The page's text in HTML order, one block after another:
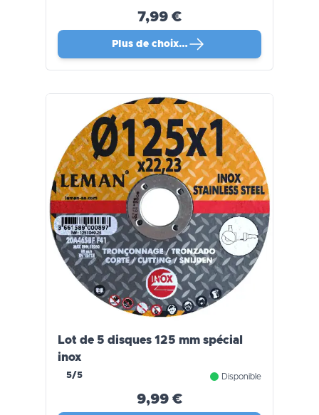
7,99 €
Plus de choix…
Lot de 5 disques 125 mm spécial
inox
5/5 Disponible
9,99 €